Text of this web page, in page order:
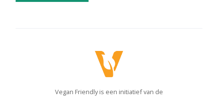
Vegan Friendly is een initiatief van de